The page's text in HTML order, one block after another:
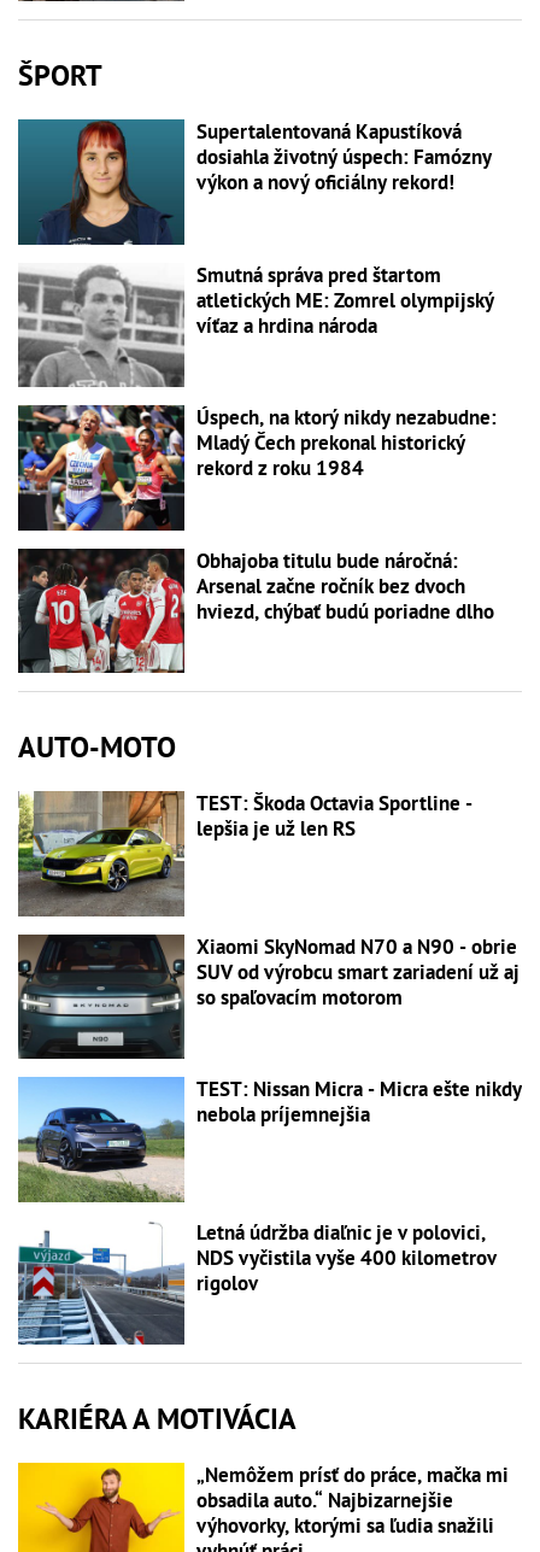
ŠPORT
Supertalentovaná Kapustíková
dosiahla životný úspech: Famózny
výkon a nový oficiálny rekord!
Smutná správa pred štartom
atletických ME: Zomrel olympijský
víťaz a hrdina národa
Úspech, na ktorý nikdy nezabudne:
Mladý Čech prekonal historický
rekord z roku 1984
Obhajoba titulu bude náročná:
Arsenal začne ročník bez dvoch
hviezd, chýbať budú poriadne dlho
AUTO-MOTO
TEST: Škoda Octavia Sportline -
lepšia je už len RS
Xiaomi SkyNomad N70 a N90 - obrie
SUV od výrobcu smart zariadení už aj
so spaľovacím motorom
TEST: Nissan Micra - Micra ešte nikdy
nebola príjemnejšia
Letná údržba diaľnic je v polovici,
NDS vyčistila vyše 400 kilometrov
rigolov
KARIÉRA A MOTIVÁCIA
„Nemôžem prísť do práce, mačka mi
obsadila auto.“ Najbizarnejšie
výhovorky, ktorými sa ľudia snažili